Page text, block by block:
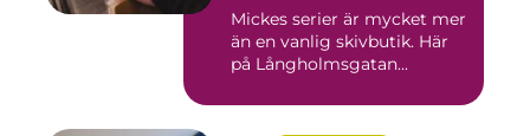
Mickes serier är mycket mer
än en vanlig skivbutik. Här
på Långholmsgatan...